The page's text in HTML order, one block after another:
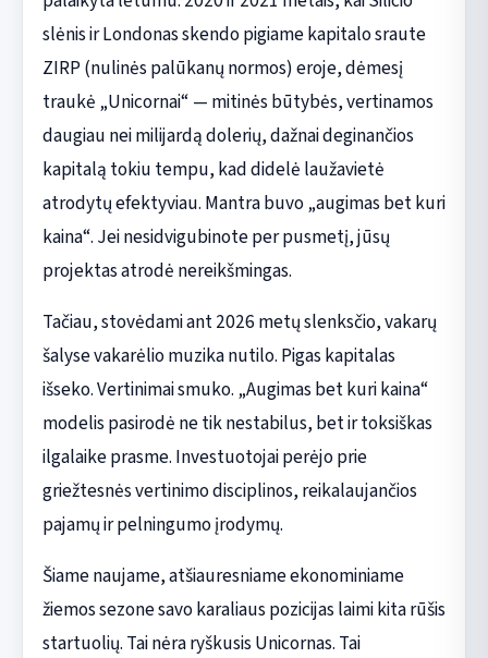
slėnis ir Londonas skendo pigiame kapitalo sraute
ZIRP (nulinės palūkanų normos) eroje, dėmesį
traukė „Unicornai“ — mitinės būtybės, vertinamos
daugiau nei milijardą dolerių, dažnai deginančios
kapitalą tokiu tempu, kad didelė laužavietė
atrodytų efektyviau. Mantra buvo „augimas bet kuri
kaina“. Jei nesidvigubinote per pusmetį, jūsų
projektas atrodė nereikšmingas.
Tačiau, stovėdami ant 2026 metų slenksčio, vakarų
šalyse vakarėlio muzika nutilo. Pigas kapitalas
išseko. Vertinimai smuko. „Augimas bet kuri kaina“
modelis pasirodė ne tik nestabilus, bet ir toksiškas
ilgalaike prasme. Investuotojai perėjo prie
griežtesnės vertinimo disciplinos, reikalaujančios
pajamų ir pelningumo įrodymų.
Šiame naujame, atšiauresniame ekonominiame
žiemos sezone savo karaliaus pozicijas laimi kita rūšis
startuolių. Tai nėra ryškusis Unicornas. Tai